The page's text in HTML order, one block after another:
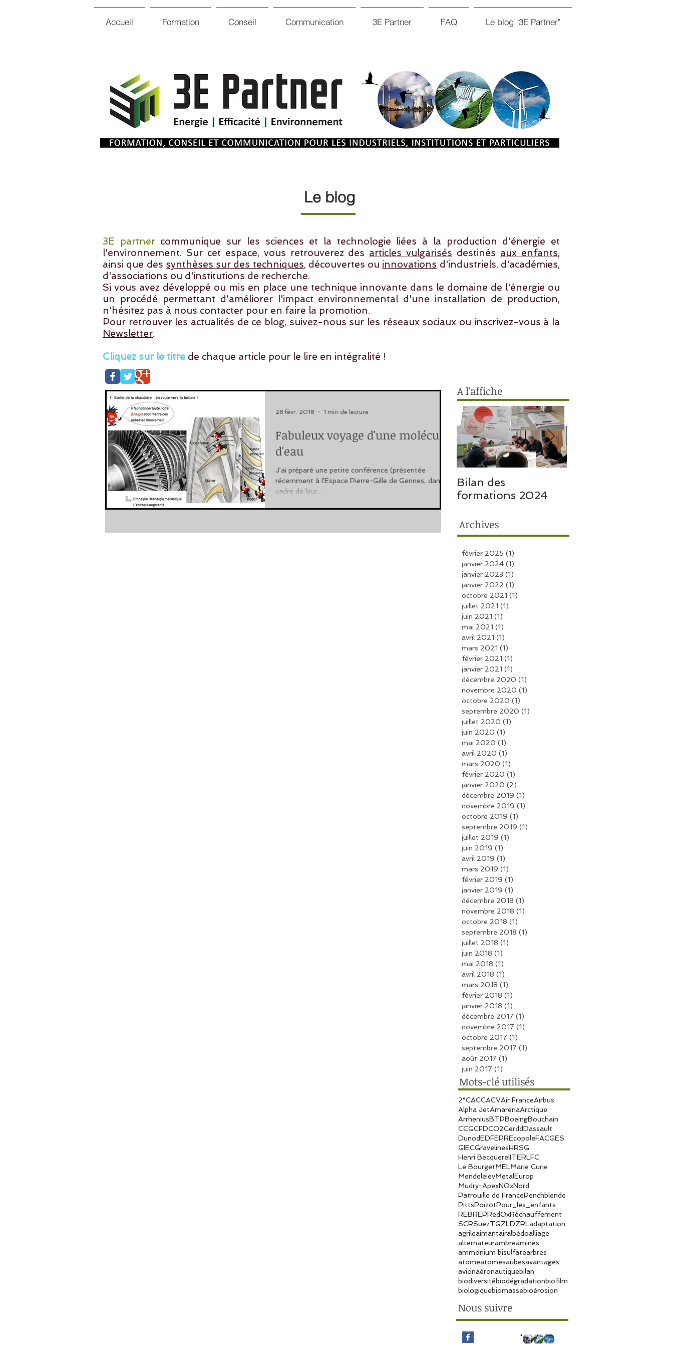
Accueil Formation Conseil Communication 3E Partner FAQ Le blog "3E Partner"
Le blog
3E partnercommunique sur les sciences et la technologie liées à la production d'énergie et
l'environnement. Sur cet espace, vous retrouverez des articles vulgarisés destinés aux enfants,
ainsi que des synthèses sur des techniques, découvertes ou innovations d'industriels, d'académies,
d'associations ou d'institutions de recherche.
Si vous avez développé ou mis en place une technique innovante dans le domaine de l'énergie ou
un procédé permettant d'améliorer l'impact environnemental d'une installation de production,
n'hésitez pas à nous contacter pour en faire la promotion.
Pour retrouver les actualités de ce blog, suivez-nous sur les réseaux sociaux ou inscrivez-vous à la
Newsletter.
Cliquez sur le titre de chaque article pour le lire en intégralité !
Fabuleux voyage d'une molécule
d'eau
J'ai préparé une petite conférence (présentée
récemment à l'Espace Pierre-Gille de Gennes, dans le
cadre de leur...
28 févr. 2018 1 min de lecture
A l'affiche
Bilan des
formations 2024
février 2025 (1)
janvier 2024 (1)
janvier 2023 (1)
janvier 2022 (1)
octobre 2021 (1)
juillet 2021 (1)
juin 2021 (1)
mai 2021 (1)
avril 2021 (1)
mars 2021 (1)
février 2021 (1)
janvier 2021 (1)
décembre 2020 (1)
novembre 2020 (1)
octobre 2020 (1)
septembre 2020 (1)
juillet 2020 (1)
juin 2020 (1)
mai 2020 (1)
avril 2020 (1)
mars 2020 (1)
février 2020 (1)
janvier 2020 (2)
décembre 2019 (1)
novembre 2019 (1)
octobre 2019 (1)
septembre 2019 (1)
juillet 2019 (1)
juin 2019 (1)
avril 2019 (1)
mars 2019 (1)
février 2019 (1)
janvier 2019 (1)
décembre 2018 (1)
novembre 2018 (1)
octobre 2018 (1)
septembre 2018 (1)
juillet 2018 (1)
juin 2018 (1)
mai 2018 (1)
avril 2018 (1)
mars 2018 (1)
février 2018 (1)
janvier 2018 (1)
décembre 2017 (1)
novembre 2017 (1)
octobre 2017 (1)
septembre 2017 (1)
août 2017 (1)
juin 2017 (1)
Archives
Mots-clé utilisés
2°CACCACVAir FranceAirbus
Alpha JetAmarenaArctique
ArrheniusBTPBoeingBouchain
CCGCFDCO2CerddDassault
DunodEDFEPREcopoleFACGES
GIECGravelinesHRSG
Henri BecquerelITERLFC
Le BourgetMELMarie Curie
MendeleievMetalEurop
Mudry-ApexNOxNord
Patrouille de FrancePenchblende
PittsPoizotPour_les_enfants
REBREPRedOxRéchauffement
SCRSuezTGZLDZRLadaptation
agrileaimantairalbédoalliage
alternateurambreamines
ammonium bisulfatearbres
atomeatomesaubesavantages
avionaéronautiquebilan
biodiversitébiodégradationbiofilm
biologiquebiomassebioérosion
Nous suivre